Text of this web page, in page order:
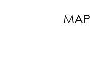
MAP